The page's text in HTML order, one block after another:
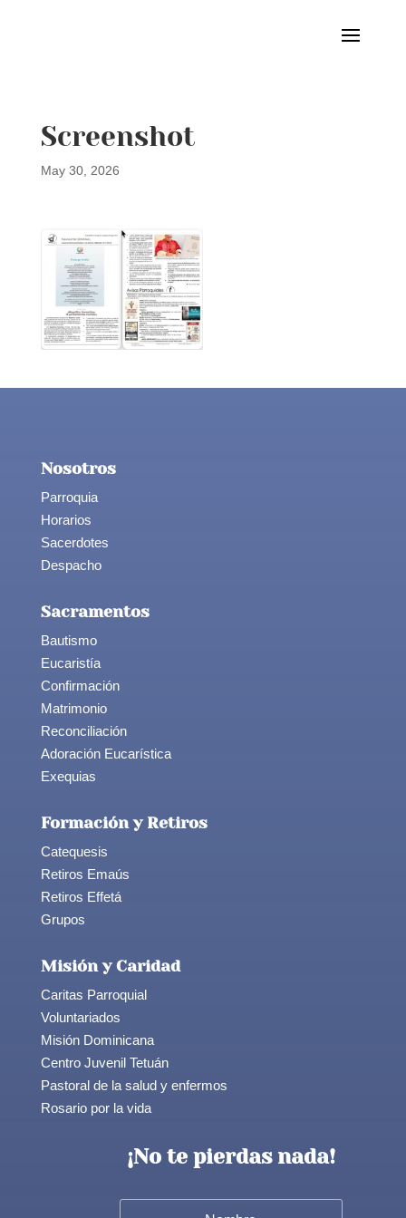
Screenshot
May 30, 2026
Nosotros
Parroquia
Horarios
Sacerdotes
Despacho
Sacramentos
Bautismo
Eucaristía
Confirmación
Matrimonio
Reconciliación
Adoración Eucarística
Exequias
Formación y Retiros
Catequesis
Retiros Emaús
Retiros Effetá
Grupos
Misión y Caridad
Caritas Parroquial
Voluntariados
Misión Dominicana
Centro Juvenil Tetuán
Pastoral de la salud y enfermos
Rosario por la vida
¡No te pierdas nada!